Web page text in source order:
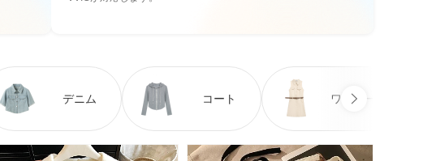
デニム コート ワンピース